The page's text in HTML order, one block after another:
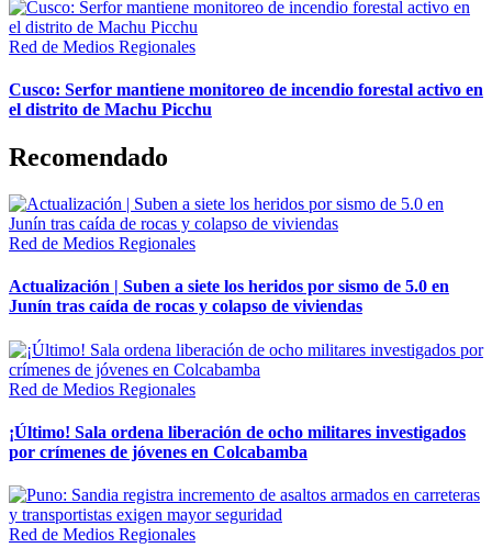
Red de Medios Regionales
Cusco: Serfor mantiene monitoreo de incendio forestal activo en
el distrito de Machu Picchu
Recomendado
Red de Medios Regionales
Actualización | Suben a siete los heridos por sismo de 5.0 en
Junín tras caída de rocas y colapso de viviendas
Red de Medios Regionales
¡Último! Sala ordena liberación de ocho militares investigados
por crímenes de jóvenes en Colcabamba
Red de Medios Regionales